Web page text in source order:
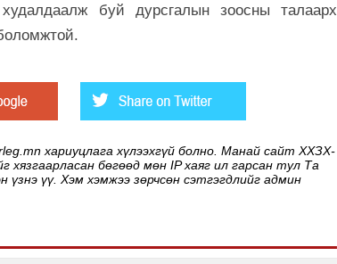
буй дурсгалын зоосны талаарх
хариуцлага хүлээхгүй болно. Манай сайт ХХЗХ-
хязгаарласан бөгөөд мөн IP хаяг ил гарсан тул Та
үзнэ үү. Хэм хэмжээ зөрчсөн сэтгэгдлийг админ